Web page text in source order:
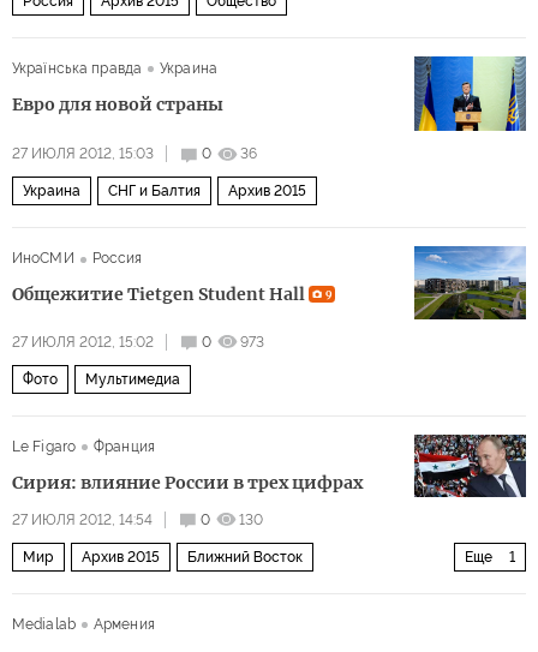
Українська правда Украина
Евро для новой страны
27 ИЮЛЯ 2012, 15:03 0 36
Украина СНГ и Балтия Архив 2015
ИноСМИ Россия
Общежитие Tietgen Student Hall 9
27 ИЮЛЯ 2012, 15:02 0 973
Фото Мультимедиа
Le Figaro Франция
Сирия: влияние России в трех цифрах
27 ИЮЛЯ 2012, 14:54 0 130
Еще 1
Мир Архив 2015 Ближний Восток
Medialab
Армения